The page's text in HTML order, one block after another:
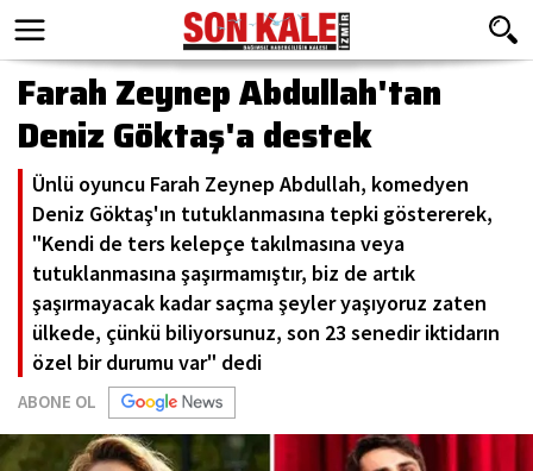
Farah Zeynep Abdullah'tan
Deniz Göktaş'a destek
Ünlü oyuncu Farah Zeynep Abdullah, komedyen
Deniz Göktaş'ın tutuklanmasına tepki göstererek,
"Kendi de ters kelepçe takılmasına veya
tutuklanmasına şaşırmamıştır, biz de artık
şaşırmayacak kadar saçma şeyler yaşıyoruz zaten
ülkede, çünkü biliyorsunuz, son 23 senedir iktidarın
özel bir durumu var" dedi
ABONE OL